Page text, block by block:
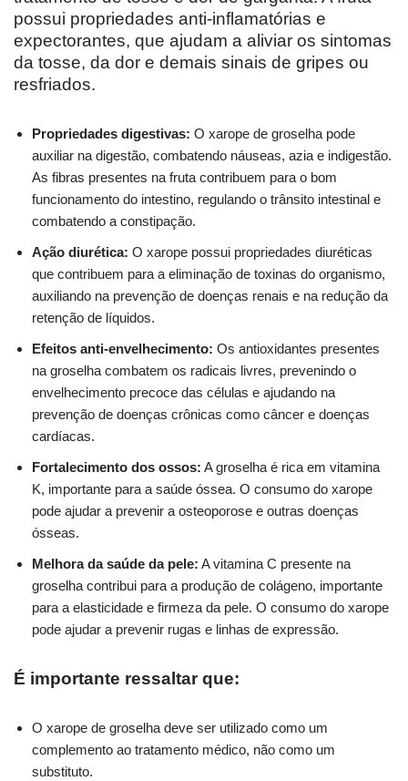
possui propriedades anti-inflamatórias e
expectorantes, que ajudam a aliviar os sintomas
da tosse, da dor e demais sinais de gripes ou
resfriados.
Propriedades digestivas: O xarope de groselha pode
auxiliar na digestão, combatendo náuseas, azia e indigestão.
As fibras presentes na fruta contribuem para o bom
funcionamento do intestino, regulando o trânsito intestinal e
combatendo a constipação.
Ação diurética: O xarope possui propriedades diuréticas
que contribuem para a eliminação de toxinas do organismo,
auxiliando na prevenção de doenças renais e na redução da
retenção de líquidos.
Efeitos anti-envelhecimento: Os antioxidantes presentes
na groselha combatem os radicais livres, prevenindo o
envelhecimento precoce das células e ajudando na
prevenção de doenças crônicas como câncer e doenças
cardíacas.
Fortalecimento dos ossos: A groselha é rica em vitamina
K, importante para a saúde óssea. O consumo do xarope
pode ajudar a prevenir a osteoporose e outras doenças
ósseas.
Melhora da saúde da pele: A vitamina C presente na
groselha contribui para a produção de colágeno, importante
para a elasticidade e firmeza da pele. O consumo do xarope
pode ajudar a prevenir rugas e linhas de expressão.
É importante ressaltar que:
O xarope de groselha deve ser utilizado como um
complemento ao tratamento médico, não como um
substituto.